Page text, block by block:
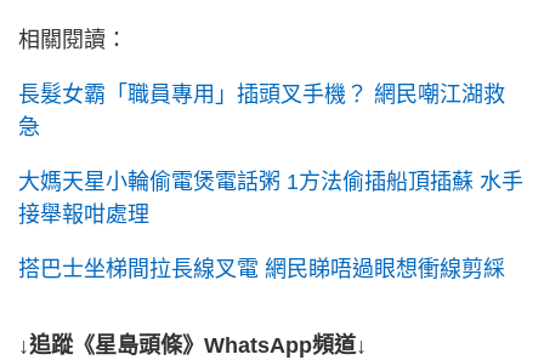
相關閱讀：
長髮女霸「職員專用」插頭叉手機？ 網民嘲江湖救
急
大媽天星小輪偷電煲電話粥 1方法偷插船頂插蘇 水手
接舉報咁處理
搭巴士坐梯間拉長線叉電 網民睇唔過眼想衝線剪綵
↓追蹤《星島頭條》WhatsApp頻道↓